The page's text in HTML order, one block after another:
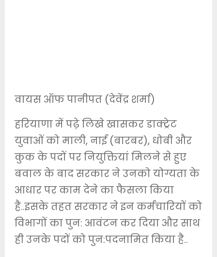
वायस ऑफ पानीपत (देवेंद्र शर्मा)
हरियाणा में पढ़े लिखे खासकर डाक्ट्रेट
युवाओं को माली, नाई (बारबर), धोबी और
कुक के पदों पर नियुक्तियां मिलने से हुए
बवाल के बाद सरकार ने उनको योग्यता के
आधार पर काम देने का फैसला किया
है..इसके तहत सरकार ने इन कर्मचारियों को
विभागों का पुन: आवंटन कर दिया और साथ
ही उनके पदों को पुन:पदनामित किया है..